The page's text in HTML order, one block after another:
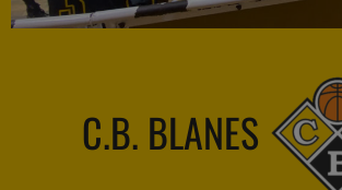
C.B. BLANES